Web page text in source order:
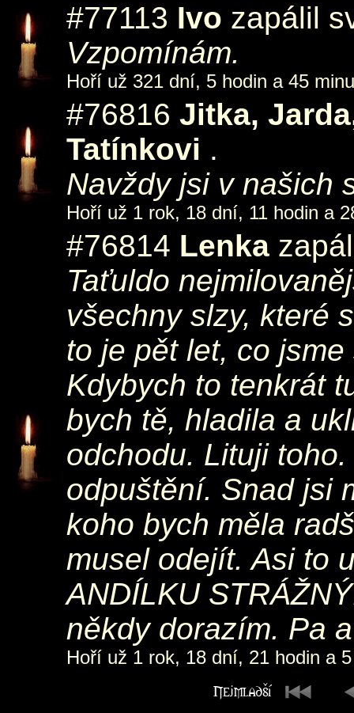
#77113 Ivo zapálil
Vzpomínám.
Hoří už 321 dní, 5 hodin a 45
#76816 Jitka,
Tatínkovi .
Navždy jsi v našich
Hoří už 1 rok, 18 dní, 11 hodin a
#76814 Lenka
Taťuldo
všechny slzy, které
to je pět let, co
Kdybych to tenkrát
bych tě, hladila a
odchodu. Lituji
odpuštění. Snad jsi
koho bych měla
musel odejít. Asi to
ANDÍLKU
někdy dorazím. Pa
Hoří už 1 rok, 18 dní, 21 hodin a